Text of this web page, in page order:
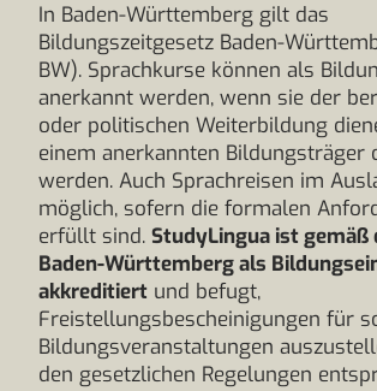
In Baden-Württemberg gilt das
Bildungszeitgesetz Baden-
BW). Sprachkurse können als
anerkannt werden, wenn sie der
oder politischen Weiterbildung
einem anerkannten Bildungsträger
werden. Auch Sprachreisen im
möglich, sofern die formalen
erfüllt sind. StudyLingua ist gemäß
Baden-Württemberg als
akkreditiert und befugt,
Freistellungsbescheinigungen für
Bildungsveranstaltungen
den gesetzlichen Regelungen